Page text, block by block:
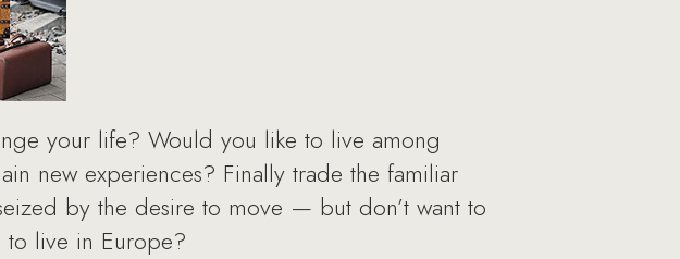
your life? Would you like to live among
new experiences? Finally trade the familiar
by the desire to move — but don’t want to
live in Europe?